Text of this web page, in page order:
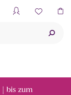
| bis zum